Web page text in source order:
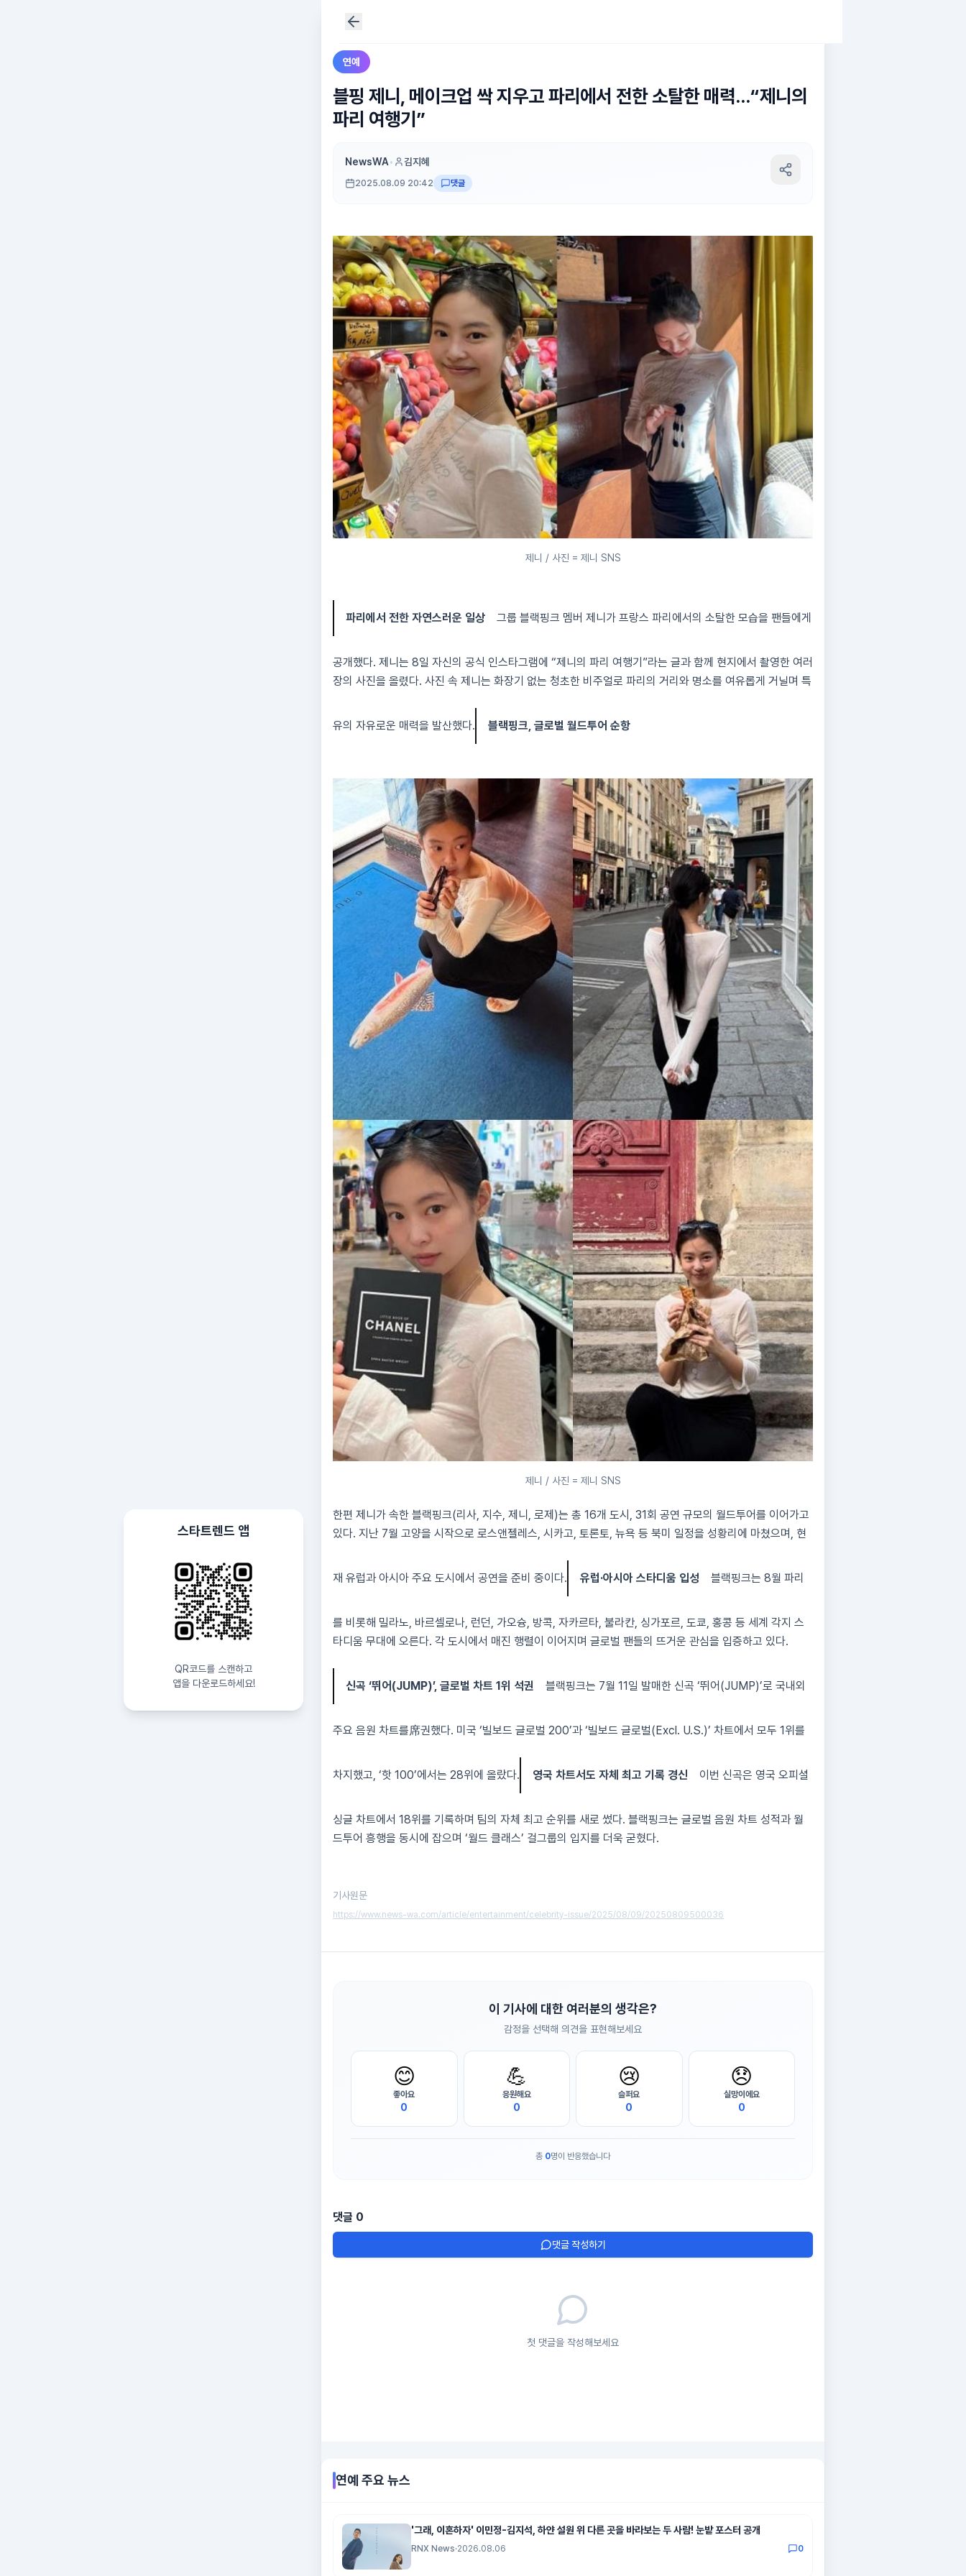
스타트렌드 앱
QR코드를 스캔하고
앱을 다운로드하세요!
연예
블핑 제니, 메이크업 싹 지우고 파리에서 전한 소탈한 매력...“제니의
파리 여행기”
NewsWA• 김지혜
2025.08.09 20:42 댓글
제니 / 사진 = 제니 SNS
파리에서 전한 자연스러운 일상 그룹 블랙핑크 멤버 제니가 프랑스 파리에서의 소탈한 모습을 팬들에게
공개했다. 제니는 8일 자신의 공식 인스타그램에 “제니의 파리 여행기”라는 글과 함께 현지에서 촬영한 여러
장의 사진을 올렸다. 사진 속 제니는 화장기 없는 청초한 비주얼로 파리의 거리와 명소를 여유롭게 거닐며 특
유의 자유로운 매력을 발산했다. 블랙핑크, 글로벌 월드투어 순항
제니 / 사진 = 제니 SNS
한편 제니가 속한 블랙핑크(리사, 지수, 제니, 로제)는 총 16개 도시, 31회 공연 규모의 월드투어를 이어가고
있다. 지난 7월 고양을 시작으로 로스앤젤레스, 시카고, 토론토, 뉴욕 등 북미 일정을 성황리에 마쳤으며, 현
재 유럽과 아시아 주요 도시에서 공연을 준비 중이다. 유럽·아시아 스타디움 입성 블랙핑크는 8월 파리
를 비롯해 밀라노, 바르셀로나, 런던, 가오슝, 방콕, 자카르타, 불라칸, 싱가포르, 도쿄, 홍콩 등 세계 각지 스
타디움 무대에 오른다. 각 도시에서 매진 행렬이 이어지며 글로벌 팬들의 뜨거운 관심을 입증하고 있다.
신곡 ‘뛰어(JUMP)’, 글로벌 차트 1위 석권 블랙핑크는 7월 11일 발매한 신곡 ‘뛰어(JUMP)’로 국내외
주요 음원 차트를席권했다. 미국 ‘빌보드 글로벌 200’과 ‘빌보드 글로벌(Excl. U.S.)’ 차트에서 모두 1위를
차지했고, ‘핫 100’에서는 28위에 올랐다. 영국 차트서도 자체 최고 기록 경신 이번 신곡은 영국 오피셜
싱글 차트에서 18위를 기록하며 팀의 자체 최고 순위를 새로 썼다. 블랙핑크는 글로벌 음원 차트 성적과 월
드투어 흥행을 동시에 잡으며 ‘월드 클래스’ 걸그룹의 입지를 더욱 굳혔다.
기사원문
https://www.news-wa.com/article/entertainment/celebrity-issue/2025/08/09/20250809500036
이 기사에 대한 여러분의 생각은?
감정을 선택해 의견을 표현해보세요
😊
좋아요
0
💪
응원해요
0
😢
슬퍼요
0
😞
실망이에요
0
총 0명이 반응했습니다
댓글 0
댓글 작성하기
첫 댓글을 작성해보세요
연예 주요 뉴스
'그래, 이혼하자' 이민정-김지석, 하얀 설원 위 다른 곳을 바라보는 두 사람! 눈밭 포스터 공개
RNX News·2026.08.06 0